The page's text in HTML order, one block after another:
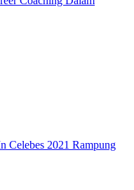
Celebes 2021 Rampung